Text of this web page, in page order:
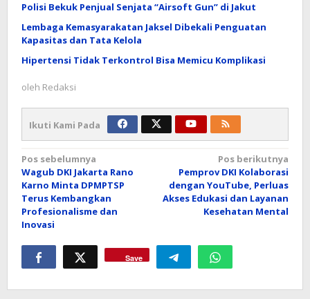
Polisi Bekuk Penjual Senjata “Airsoft Gun” di Jakut
Lembaga Kemasyarakatan Jaksel Dibekali Penguatan
Kapasitas dan Tata Kelola
Hipertensi Tidak Terkontrol Bisa Memicu Komplikasi
oleh Redaksi
Ikuti Kami Pada
Navigasi
pos
Pos sebelumnya
Wagub DKI Jakarta Rano
Karno Minta DPMPTSP
Terus Kembangkan
Profesionalisme dan
Inovasi
Pos berikutnya
Pemprov DKI Kolaborasi
dengan YouTube, Perluas
Akses Edukasi dan Layanan
Kesehatan Mental
Save